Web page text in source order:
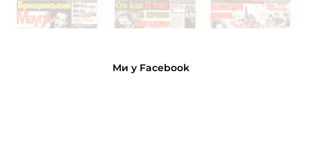
Ми у Facebook